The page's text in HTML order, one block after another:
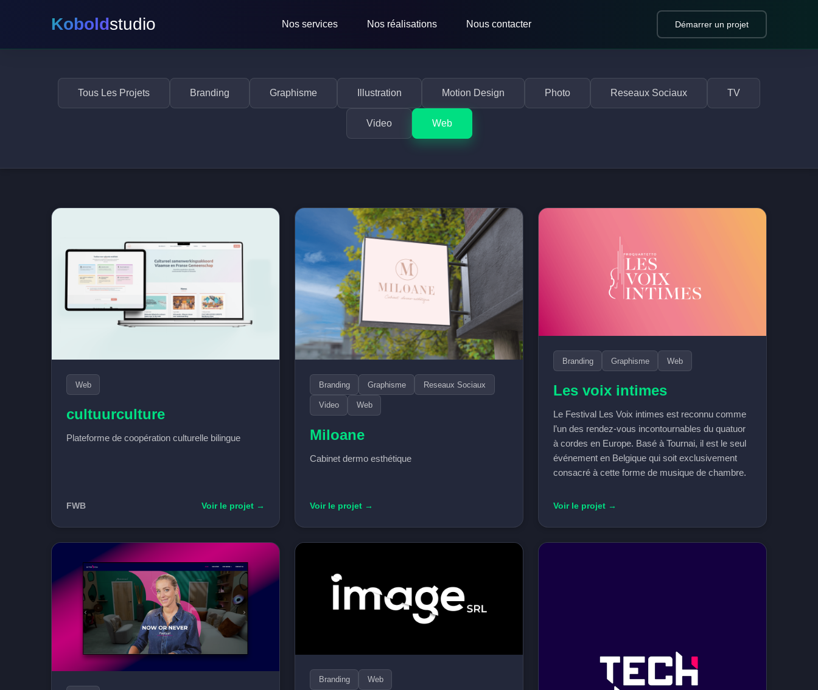
Koboldstudio Nos services Nos réalisations Nous contacter Démarrer un projet
Tous Les Projets Branding Graphisme Illustration Motion Design Photo Reseaux Sociaux TV
Video Web
Web
cultuurculture
Plateforme de coopération culturelle bilingue
FWB Voir le projet →
Branding Graphisme Reseaux Sociaux
Video Web
Miloane
Cabinet dermo esthétique
Voir le projet →
Branding Graphisme Web
Les voix intimes
Le Festival Les Voix intimes est reconnu comme
l’un des rendez-vous incontournables du quatuor
à cordes en Europe. Basé à Tournai, il est le seul
événement en Belgique qui soit exclusivement
consacré à cette forme de musique de chambre.
Voir le projet →
Branding Web